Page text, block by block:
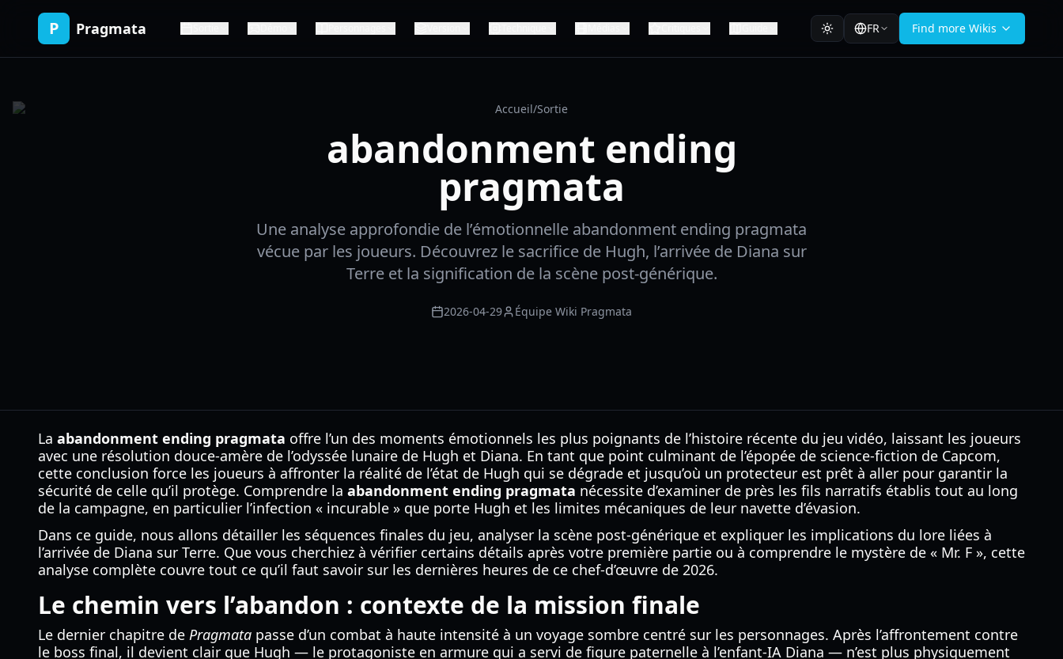
P Pragmata FR Find more Wikis
Accueil/Sortie
abandonment ending
pragmata
Une analyse approfondie de l’émotionnelle abandonment ending pragmata
vécue par les joueurs. Découvrez le sacrifice de Hugh, l’arrivée de Diana sur
Terre et la signification de la scène post-générique.
2026-04-29 Équipe Wiki Pragmata
La abandonment ending pragmata offre l’un des moments émotionnels les plus poignants de l’histoire récente du jeu vidéo, laissant les joueurs
avec une résolution douce-amère de l’odyssée lunaire de Hugh et Diana. En tant que point culminant de l’épopée de science-fiction de Capcom,
cette conclusion force les joueurs à affronter la réalité de l’état de Hugh qui se dégrade et jusqu’où un protecteur est prêt à aller pour garantir la
sécurité de celle qu’il protège. Comprendre la abandonment ending pragmata nécessite d’examiner de près les fils narratifs établis tout au long
de la campagne, en particulier l’infection « incurable » que porte Hugh et les limites mécaniques de leur navette d’évasion.
Dans ce guide, nous allons détailler les séquences finales du jeu, analyser la scène post-générique et expliquer les implications du lore liées à
l’arrivée de Diana sur Terre. Que vous cherchiez à vérifier certains détails après votre première partie ou à comprendre le mystère de « Mr. F », cette
analyse complète couvre tout ce qu’il faut savoir sur les dernières heures de ce chef-d’œuvre de 2026.
Le chemin vers l’abandon : contexte de la mission finale
Le dernier chapitre de Pragmata passe d’un combat à haute intensité à un voyage sombre centré sur les personnages. Après l’affrontement contre
le boss final, il devient clair que Hugh — le protagoniste en armure qui a servi de figure paternelle à l’enfant-IA Diana — n’est plus physiquement